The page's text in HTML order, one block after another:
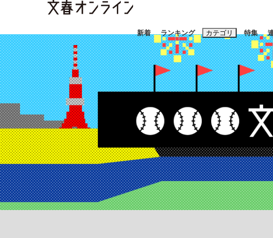
新着 ランキング カテゴリ
スクープ ニュース エン
「90%は失敗する。でも…」本田圭佑が初めて明かした日本
特集
終戦から81年
おすすめのキーワードタグ
#藤田晋 #三山凌輝 #高市
#玉木雄一郎
#亀和田武